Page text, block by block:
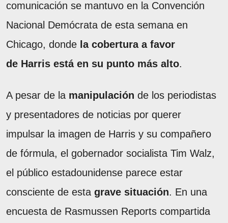
comunicación se mantuvo en la Convención
Nacional Demócrata de esta semana en
Chicago, donde la cobertura a favor
de Harris está en su punto más alto.
A pesar de la manipulación de los periodistas
y presentadores de noticias por querer
impulsar la imagen de Harris y su compañero
de fórmula, el gobernador socialista Tim Walz,
el público estadounidense parece estar
consciente de esta grave situación. En una
encuesta de Rasmussen Reports compartida